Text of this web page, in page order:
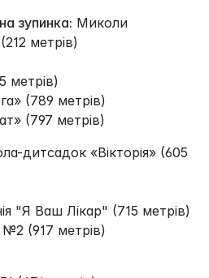
зупинка: Миколи
метрів)
метрів)
(789 метрів)
(797 метрів)
дитсадок «Вікторія» (605
"Я Ваш Лікар" (715 метрів)
(917 метрів)